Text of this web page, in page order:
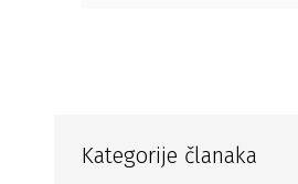
Kategorije članaka